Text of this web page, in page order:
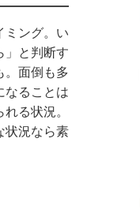
ミング。い
」と判断す
。面倒も多
なることは
る状況。
状況なら素